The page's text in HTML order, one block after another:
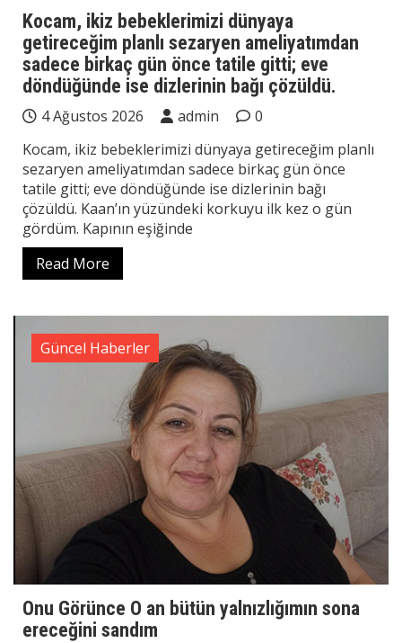
Kocam, ikiz bebeklerimizi dünyaya
getireceğim planlı sezaryen ameliyatımdan
sadece birkaç gün önce tatile gitti; eve
döndüğünde ise dizlerinin bağı çözüldü.
4 Ağustos 2026 admin
0
Kocam, ikiz bebeklerimizi dünyaya getireceğim planlı
sezaryen ameliyatımdan sadece birkaç gün önce
tatile gitti; eve döndüğünde ise dizlerinin bağı
çözüldü. Kaan’ın yüzündeki korkuyu ilk kez o gün
gördüm. Kapının eşiğinde
Read More
Güncel Haberler
Onu Görünce O an bütün yalnızlığımın sona
ereceğini sandım